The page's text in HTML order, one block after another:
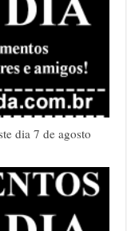
dia 7 de agosto